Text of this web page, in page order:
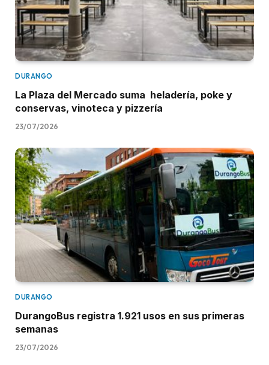
DURANGO
La Plaza del Mercado suma heladería, poke y
conservas, vinoteca y pizzería
23/07/2026
DURANGO
DurangoBus registra 1.921 usos en sus primeras
semanas
23/07/2026